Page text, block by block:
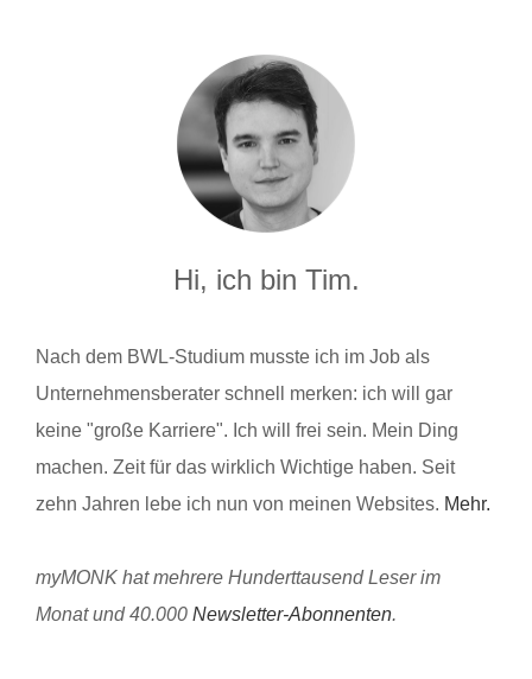
Hi, ich bin Tim.
Nach dem BWL-Studium musste ich im Job als
Unternehmensberater schnell merken: ich will gar
keine "große Karriere". Ich will frei sein. Mein Ding
machen. Zeit für das wirklich Wichtige haben. Seit
zehn Jahren lebe ich nun von meinen Websites. Mehr.
myMONK hat mehrere Hunderttausend Leser im
Monat und 40.000 Newsletter-Abonnenten.